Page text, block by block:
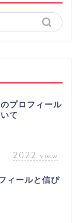
プロフィール
て
2022 view
ィールと信ぴ